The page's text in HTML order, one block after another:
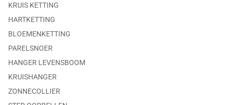
KRUIS KETTING
HARTKETTING
BLOEMENKETTING
PARELSNOER
HANGER LEVENSBOOM
KRUISHANGER
ZONNECOLLIER